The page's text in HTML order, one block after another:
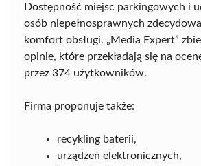
Dostępność miejsc parkingowych i
osób niepełnosprawnych
komfort obsługi. „Media Expert”
opinie, które przekładają się na
przez 374 użytkowników.
Firma proponuje także:
recykling baterii,
urządzeń elektronicznych,